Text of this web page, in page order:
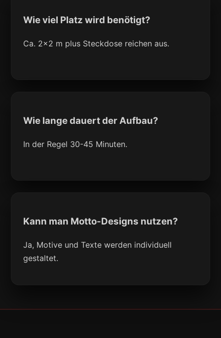
Wie viel Platz wird benötigt?
Ca. 2x2 m plus Steckdose reichen aus.
Wie lange dauert der Aufbau?
In der Regel 30-45 Minuten.
Kann man Motto-Designs nutzen?
Ja, Motive und Texte werden individuell
gestaltet.